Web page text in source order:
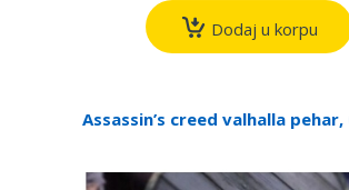
Dodaj u korpu
Assassin’s creed valhalla